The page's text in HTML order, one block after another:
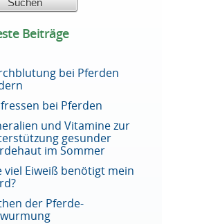
Beiträge
bei Pferden
bei Pferden
und Vitamine zur
gesunder
im Sommer
viel Eiweiß benötigt mein
der Pferde-